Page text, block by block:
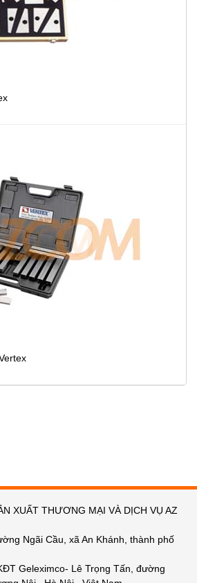
XUẤT THƯƠNG MẠI VÀ DỊCH VỤ AZ
Ngãi Cầu, xã An Khánh, thành phố
Geleximco- Lê Trọng Tấn, đường